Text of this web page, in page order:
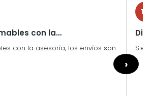
con la…
con la asesoría, los envíos son
TU
›